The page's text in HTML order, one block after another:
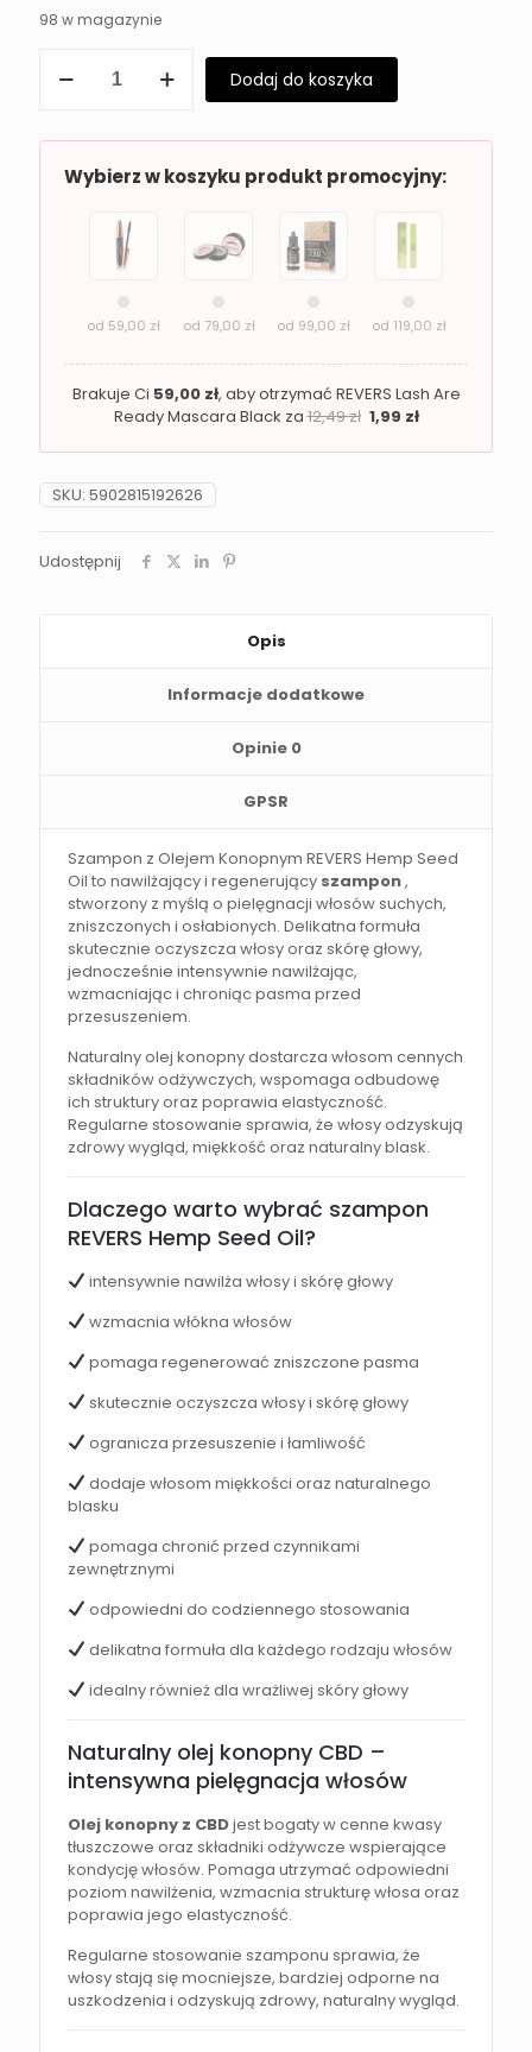
98 w magazynie
Szampon
Konopnym
REVERS
Dodaj do koszyka
Wybierz w koszyku produkt promocyjny:
od 59,00 zł od 79,00 zł od 99,00 zł od 119,00 zł
Brakuje Ci 59,00 zł, aby otrzymać REVERS Lash Are
Ready Mascara Black za12,49zł 1,99 zł
SKU: 5902815192626
Udostępnij
Opis
Informacje dodatkowe
Opinie 0
GPSR
Szampon z Olejem Konopnym REVERS Hemp Seed
Oil to nawilżający i regenerujący szampon,
stworzony z myślą o pielęgnacji włosów suchych,
zniszczonych i osłabionych. Delikatna formuła
skutecznie oczyszcza włosy oraz skórę głowy,
jednocześnie intensywnie nawilżając,
wzmacniając i chroniąc pasma przed
przesuszeniem.
Naturalny olej konopny dostarcza włosom cennych
składników odżywczych, wspomaga odbudowę
ich struktury oraz poprawia elastyczność.
Regularne stosowanie sprawia, że włosy odzyskują
zdrowy wygląd, miękkość oraz naturalny blask.
Dlaczego warto wybrać szampon
REVERS Hemp Seed Oil?
intensywnie nawilża włosy i skórę głowy
wzmacnia włókna włosów
pomaga regenerować zniszczone pasma
skutecznie oczyszcza włosy i skórę głowy
ogranicza przesuszenie i łamliwość
dodaje włosom miękkości oraz naturalnego
blasku
pomaga chronić przed czynnikami
zewnętrznymi
odpowiedni do codziennego stosowania
delikatna formuła dla każdego rodzaju włosów
idealny również dla wrażliwej skóry głowy
Naturalny olej konopny CBD –
intensywna pielęgnacja włosów
Olej konopny z CBDjest bogaty w cenne kwasy
tłuszczowe oraz składniki odżywcze wspierające
kondycję włosów. Pomaga utrzymać odpowiedni
poziom nawilżenia, wzmacnia strukturę włosa oraz
poprawia jego elastyczność.
Regularne stosowanie szamponu sprawia, że
włosy stają się mocniejsze, bardziej odporne na
uszkodzenia i odzyskują zdrowy, naturalny wygląd.